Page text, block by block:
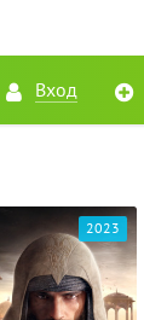
Вход
2024